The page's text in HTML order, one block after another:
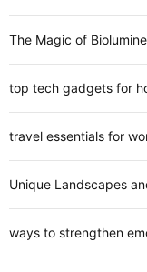
The Magic of
top tech gadgets for
travel essentials for
Unique Landscapes
ways to strengthen